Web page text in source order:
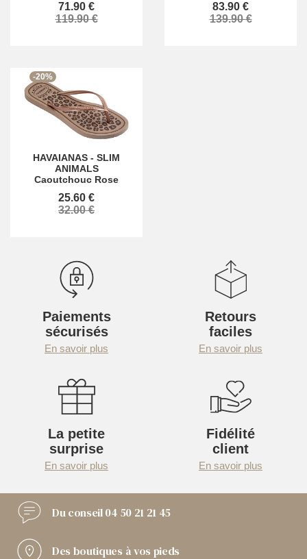
71.90 €
119.90 €
83.90 €
139.90 €
-20%
HAVAIANAS - SLIM
ANIMALS
Caoutchouc Rose
25.60 €
32.00 €
Paiements
sécurisés
En savoir plus
Retours
faciles
En savoir plus
La petite
surprise
En savoir plus
Fidélité
client
En savoir plus
Du conseil04 50 21 21 45
Des boutiques à vos pieds